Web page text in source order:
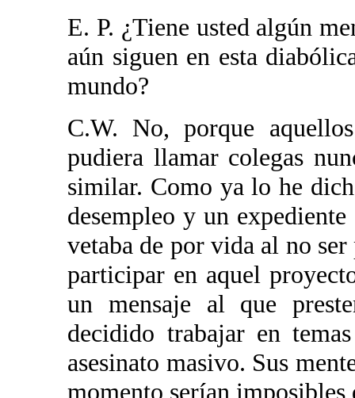
E. P. ¿Tiene usted algún
aún siguen en esta
mundo?
C.W. No, porque
pudiera llamar colegas
similar. Como ya lo he
desempleo y un
vetaba de por vida al no
participar en aquel
un mensaje al que
decidido trabajar en
asesinato masivo. Sus
momento serían imposibles